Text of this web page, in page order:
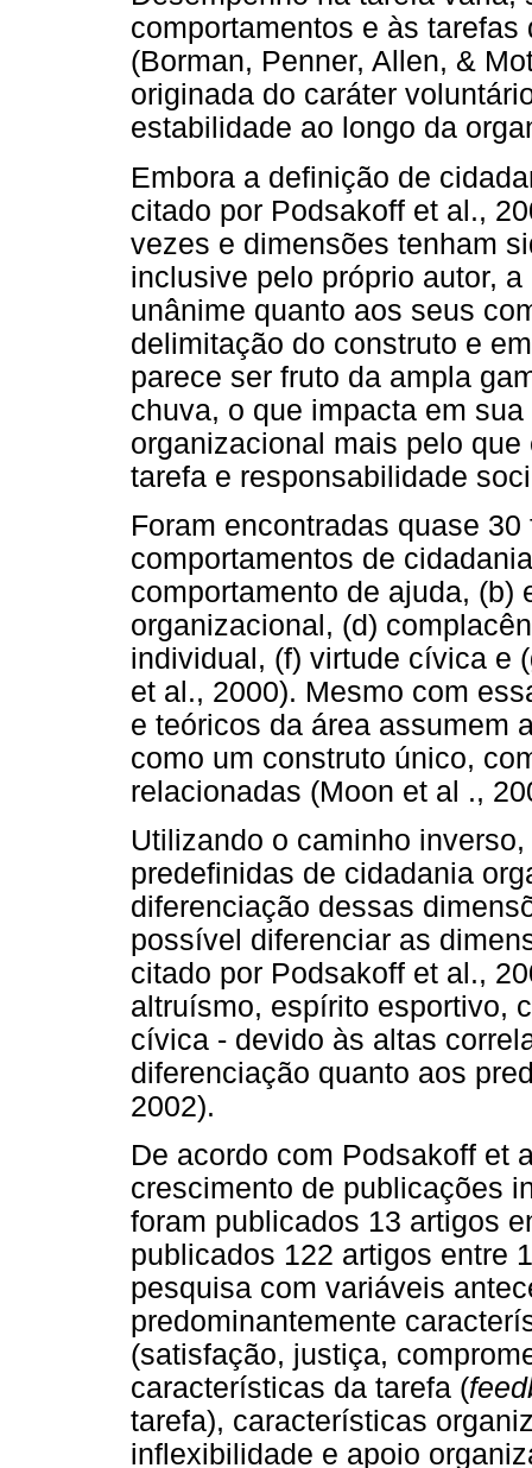
comportamentos e às
(Borman, Penner, Allen, &
originada do caráter
estabilidade ao longo da
Embora a definição de
citado por Podsakoff et al.,
vezes e dimensões tenham
inclusive pelo próprio autor,
unânime quanto aos seus
delimitação do construto e
parece ser fruto da ampla
chuva, o que impacta em
organizacional mais pelo
tarefa e responsabilidade
Foram encontradas quase
comportamentos de
comportamento de ajuda, (b)
organizacional, (d)
individual, (f) virtude cívica e
et al., 2000). Mesmo com
e teóricos da área assumem
como um construto único,
relacionadas (Moon et al .,
Utilizando o caminho
predefinidas de cidadania
diferenciação dessas
possível diferenciar as
citado por Podsakoff et al.,
altruísmo, espírito esportivo,
cívica - devido às altas
diferenciação quanto aos
2002).
De acordo com Podsakoff et
crescimento de publicações
foram publicados 13 artigos
publicados 122 artigos entre
pesquisa com variáveis
predominantemente
(satisfação, justiça,
características da tarefa (
tarefa), características
inflexibilidade e apoio